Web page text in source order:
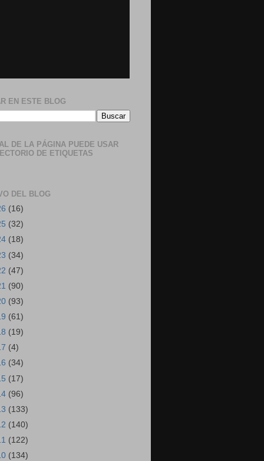
EN ESTE BLOG
DE LA PÁGINA PUEDE USAR
DE ETIQUETAS
DEL BLOG
(16)
(32)
(18)
(34)
(47)
(90)
(93)
(61)
(19)
(4)
(34)
(17)
(96)
(133)
(140)
(122)
(134)